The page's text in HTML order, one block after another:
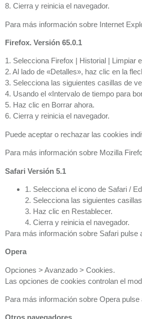
8. Cierra y reinicia el navegador.
Para más información sobre Internet
Firefox. Versión 65.0.1
1. Selecciona Firefox | Historial | Limpiar
2. Al lado de «Detalles», haz clic en la
3. Selecciona las siguientes casillas de
4. Usando el «Intervalo de tiempo para
5. Haz clic en Borrar ahora.
6. Cierra y reinicia el navegador.
Puede aceptar o rechazar las cookies
Para más información sobre Mozilla
Safari Versión 5.1
1. Selecciona el icono de Safari /
2. Selecciona las siguientes
3. Haz clic en Restablecer.
4. Cierra y reinicia el navegador.
Para más información sobre Safari pulse
Opera
Opciones > Avanzado > Cookies.
Las opciones de cookies controlan el
Para más información sobre Opera pulse